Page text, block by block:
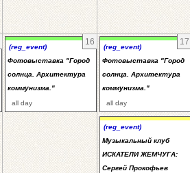
16
(reg_event)
Фотовыставка "Город
солнца. Архитектура
коммунизма."
all day
17
(reg_event)
Фотовыставка "Город
солнца. Архитектура
коммунизма."
all day
(reg_event)
Музыкальный клуб
ИСКАТЕЛИ ЖЕМЧУГА:
Сергей Прокофьев